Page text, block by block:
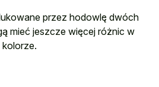
przez hodowlę dwóch
mieć jeszcze więcej różnic w